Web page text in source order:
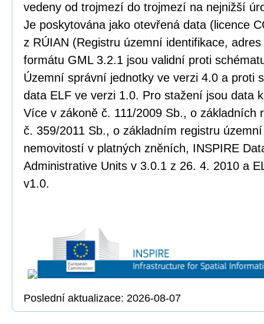
vedeny od trojmezí do trojmezí na nejnižší
Je poskytována jako otevřená data (licence
z RÚIAN (Registru územní identifikace,
formátu GML 3.2.1 jsou validní proti
Územní správní jednotky ve verzi 4.0 a proti
data ELF ve verzi 1.0. Pro stažení jsou data
Více v zákoně č. 111/2009 Sb., o základních
č. 359/2011 Sb., o základním registru
nemovitostí v platných zněních, INSPIRE
Administrative Units v 3.0.1 z 26. 4. 2010 a
v1.0.
Poslední aktualizace: 2026-08-07